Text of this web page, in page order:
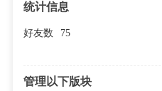
统计信息
好友数 75
管理以下版块